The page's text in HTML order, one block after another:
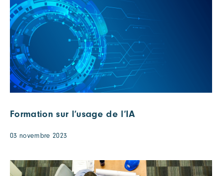
Formation sur l’usage de l’IA
03 novembre 2023